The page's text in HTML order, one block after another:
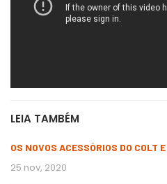
LEIA TAMBÉM
OS NOVOS ACESSÓRIOS DO COLT
25 nov, 2020